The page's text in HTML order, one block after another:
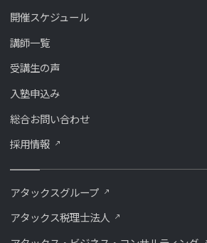
開催スケジュール
講師一覧
受講生の声
入塾申込み
総合お問い合わせ
採用情報
アタックスグループ
アタックス税理士法人